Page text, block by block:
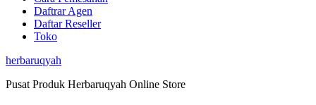
Daftrar Agen
Daftar Reseller
Toko
herbaruqyah
Pusat Produk Herbaruqyah Online Store